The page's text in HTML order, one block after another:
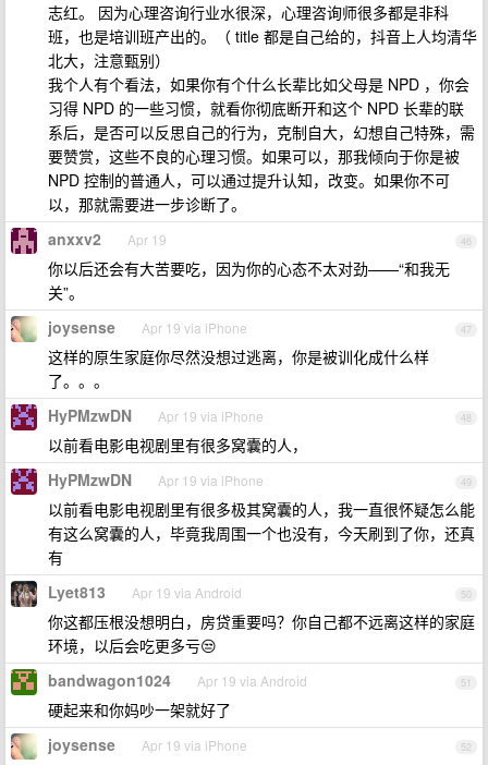
志红。 因为心理咨询行业水很深，心理咨询师很多都是非科
班，也是培训班产出的。（ title 都是自己给的，抖音上人均清华
北大，注意甄别）
我个人有个看法，如果你有个什么长辈比如父母是 NPD ，你会
习得 NPD 的一些习惯，就看你彻底断开和这个 NPD 长辈的联
系后，是否可以反思自己的行为，克制自大，幻想自己特殊，需
要赞赏，这些不良的心理习惯。如果可以，那我倾向于你是被
NPD 控制的普通人，可以通过提升认知，改变。如果你不可
以，那就需要进一步诊断了。
46
anxxv2 Apr 19
你以后还会有大苦要吃，因为你的心态不太对劲——“和我无
关”。
47
joysense Apr 19 via iPhone
这样的原生家庭你尽然没想过逃离，你是被训化成什么样
了。。。
48
HyPMzwDN Apr 19 via iPhone
以前看电影电视剧里有很多窝囊的人，
49
HyPMzwDN Apr 19 via iPhone
以前看电影电视剧里有很多极其窝囊的人，我一直很怀疑怎么能
有这么窝囊的人，毕竟我周围一个也没有，今天刷到了你，还真
有
50
Lyet813 Apr 19 via Android
你这都压根没想明白，房贷重要吗？你自己都不远离这样的家庭
环境，以后会吃更多亏😒
51
bandwagon1024 Apr 19 via Android
硬起来和你妈吵一架就好了
52
joysense Apr 19 via iPhone